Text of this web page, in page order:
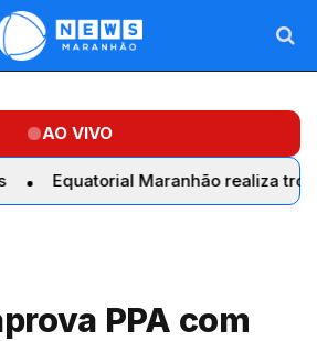
AO VIVO
Maranhão realiza troca de
PPA com